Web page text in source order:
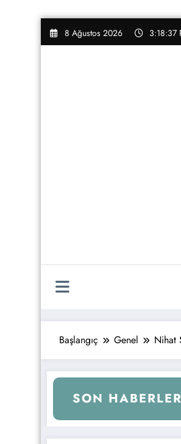
İçeriğe
atla
8 Ağustos 2026 3:18:39
Başlangıç Genel Nihat
SON HABERLER
ile Buluştuİstanbul’da